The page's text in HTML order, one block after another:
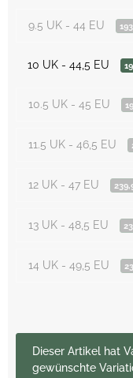
9.5 UK - 44 EU
10 UK - 44,5 EU
10.5 UK - 45 EU
11.5 UK - 46,5 EU
12 UK - 47 EU
13 UK - 48,5 EU
14 UK - 49,5 EU
xDieser Artikel hat
gewünschte